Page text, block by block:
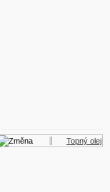
Topný olej